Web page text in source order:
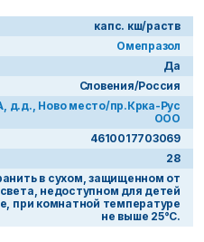
капс. кш/раств
Омепразол
Да
Словения/Россия
д.д., Ново место/пр.Крка-Рус
ООО
4610017703069
28
в сухом, защищенном от
света, недоступном для детей
при комнатной температуре
не выше 25°С.